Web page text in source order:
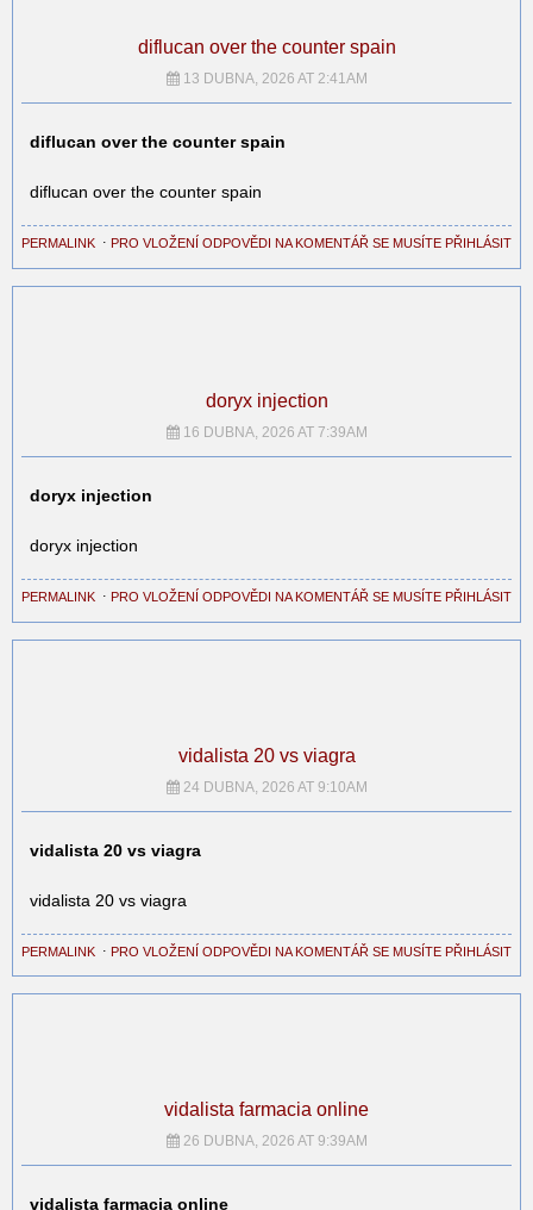
diflucan over the counter spain
13 DUBNA, 2026 AT 2:41AM
diflucan over the counter spain
diflucan over the counter spain
PERMALINK ⋅ PRO VLOŽENÍ ODPOVĚDI NA KOMENTÁŘ SE MUSÍTE PŘIHLÁSIT
doryx injection
16 DUBNA, 2026 AT 7:39AM
doryx injection
doryx injection
PERMALINK ⋅ PRO VLOŽENÍ ODPOVĚDI NA KOMENTÁŘ SE MUSÍTE PŘIHLÁSIT
vidalista 20 vs viagra
24 DUBNA, 2026 AT 9:10AM
vidalista 20 vs viagra
vidalista 20 vs viagra
PERMALINK ⋅ PRO VLOŽENÍ ODPOVĚDI NA KOMENTÁŘ SE MUSÍTE PŘIHLÁSIT
vidalista farmacia online
26 DUBNA, 2026 AT 9:39AM
vidalista farmacia online